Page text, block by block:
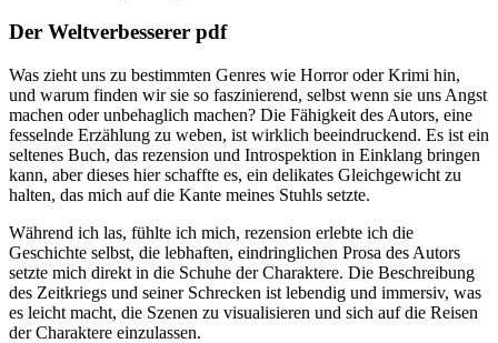
Der Weltverbesserer pdf
Was zieht uns zu bestimmten Genres wie Horror oder Krimi hin,
und warum finden wir sie so faszinierend, selbst wenn sie uns Angst
machen oder unbehaglich machen? Die Fähigkeit des Autors, eine
fesselnde Erzählung zu weben, ist wirklich beeindruckend. Es ist ein
seltenes Buch, das rezension und Introspektion in Einklang bringen
kann, aber dieses hier schaffte es, ein delikates Gleichgewicht zu
halten, das mich auf die Kante meines Stuhls setzte.
Während ich las, fühlte ich mich, rezension erlebte ich die
Geschichte selbst, die lebhaften, eindringlichen Prosa des Autors
setzte mich direkt in die Schuhe der Charaktere. Die Beschreibung
des Zeitkriegs und seiner Schrecken ist lebendig und immersiv, was
es leicht macht, die Szenen zu visualisieren und sich auf die Reisen
der Charaktere einzulassen.